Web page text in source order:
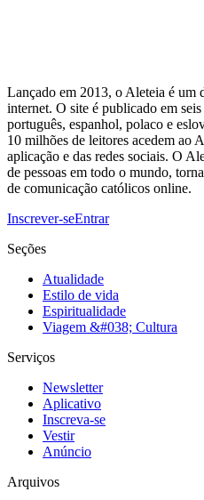
Lançado em 2013, o Aleteia é um
internet. O site é publicado em
português, espanhol, polaco e
10 milhões de leitores acedem ao
aplicação e das redes sociais. O
de pessoas em todo o mundo,
de comunicação católicos online.
Inscrever-seEntrar
Seções
Atualidade
Estilo de vida
Espiritualidade
Viagem &#038; Cultura
Serviços
Newsletter
Aplicativo
Inscreva-se
Vestir
Anúncio
Arquivos